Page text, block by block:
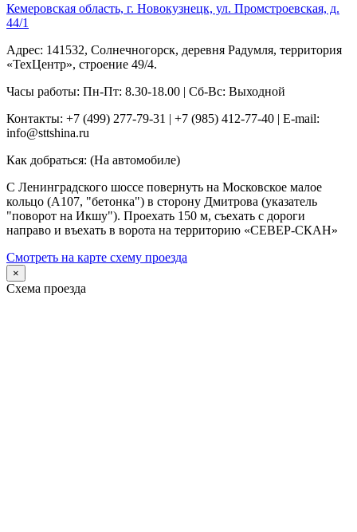
Кемеровская область, г. Новокузнецк, ул. Промстроевская, д.
44/1
Адрес: 141532, Солнечногорск, деревня Радумля, территория
«ТехЦентр», строение 49/4.
Часы работы: Пн-Пт: 8.30-18.00 | Сб-Вс: Выходной
Контакты: +7 (499) 277-79-31 | +7 (985) 412-77-40 | E-mail:
info@sttshina.ru
Как добраться: (На автомобиле)
С Ленинградского шоссе повернуть на Московское малое
кольцо (А107, "бетонка") в сторону Дмитрова (указатель
"поворот на Икшу"). Проехать 150 м, съехать с дороги
направо и въехать в ворота на территорию «СЕВЕР-СКАН»
Смотреть на карте схему проезда
×
Схема проезда